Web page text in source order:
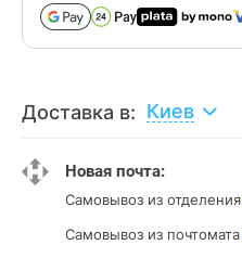
Доставка в: Киев
Новая почта:
Самовывоз из отделения
Самовывоз из почтомата